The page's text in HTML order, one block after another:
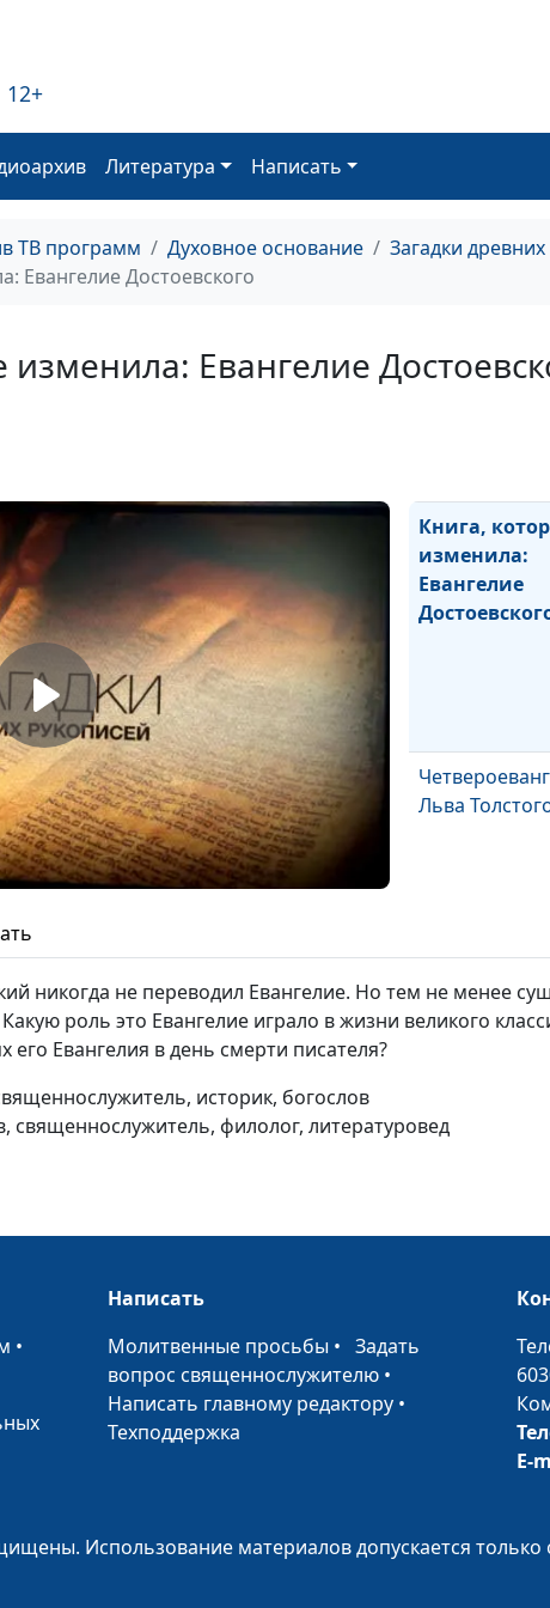
12+
Литература Написать
ТВ программ Духовное основание
Загадки
Евангелие Достоевского
изменила: Евангелие
Книга,
изменила:
Евангелие
Льва
История
синдром, или
травма
Слово - не
никогда не переводил Евангелие. Но тем не менее
роль это Евангелие играло в жизни великого
его Евангелия в день смерти писателя?
историк, богослов
священнослужитель, филолог, литературовед
•
Написать
Молитвенные просьбы •Задать
вопрос священнослужителю •
Написать главному редактору •
Техподдержка
E-
Использование материалов допускается только